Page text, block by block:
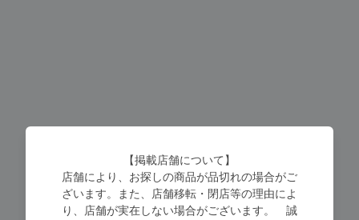
【掲載店舗について】
店舗により、お探しの商品が品切れの場合がご
ざいます。また、店舗移転・閉店等の理由によ
り、店舗が実在しない場合がございます。 誠